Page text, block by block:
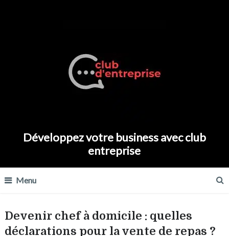
Développez votre business avec club
entreprise
Menu
Devenir chef à domicile : quelles
déclarations pour la vente de repas ?